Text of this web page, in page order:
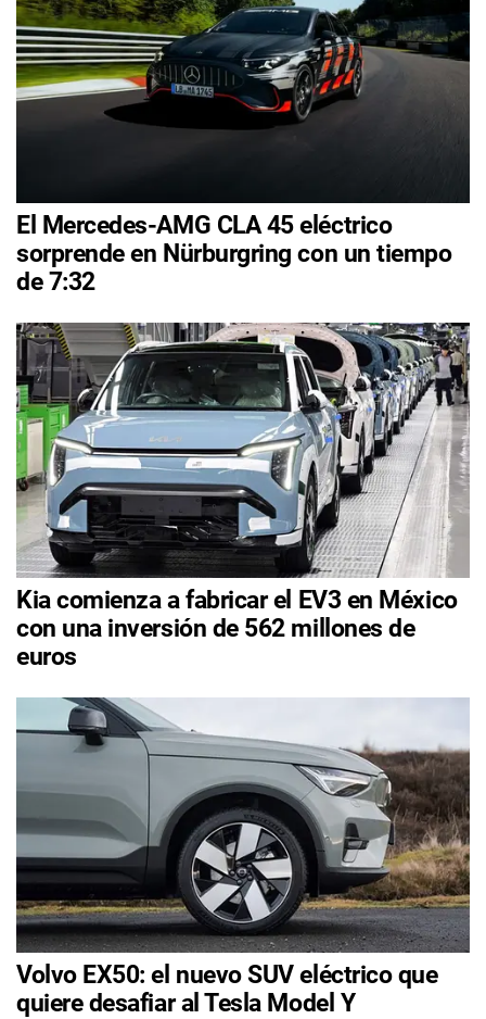
El Mercedes-AMG CLA 45 eléctrico
sorprende en Nürburgring con un tiempo
de 7:32
Kia comienza a fabricar el EV3 en México
con una inversión de 562 millones de
euros
Volvo EX50: el nuevo SUV eléctrico que
quiere desafiar al Tesla Model Y